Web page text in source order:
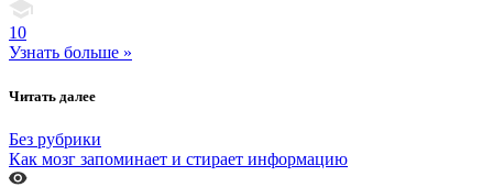
10
Узнать больше »
Читать далее
Без рубрики
Как мозг запоминает и стирает информацию